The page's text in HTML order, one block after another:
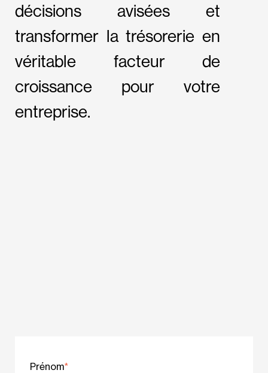
décisions avisées et
transformer la trésorerie en
véritable facteur de
croissance pour votre
entreprise.
Prénom*